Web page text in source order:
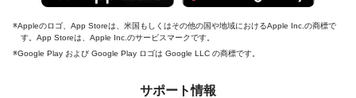
Appleのロゴ、App Storeは、米国もしくはその他の国や地域におけるApple Inc.の商標で
す。App Storeは、Apple Inc.のサービスマークです。
Google Play および Google Play ロゴは Google LLC の商標です。
サポート情報